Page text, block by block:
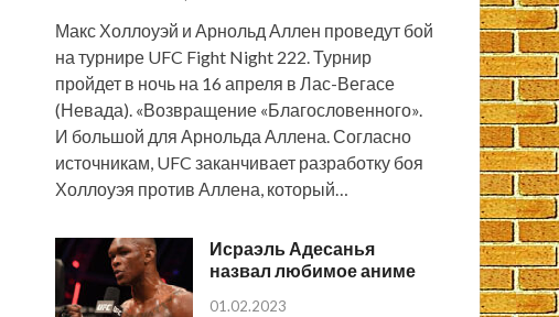
Макс Холлоуэй и Арнольд Аллен проведут бой
на турнире UFC Fight Night 222. Турнир
пройдет в ночь на 16 апреля в Лас-Вегасе
(Невада). «Возвращение «Благословенного».
И большой для Арнольда Аллена. Согласно
источникам, UFC заканчивает разработку боя
Холлоуэя против Аллена, который…
Исраэль Адесанья
назвал любимое аниме
01.02.2023